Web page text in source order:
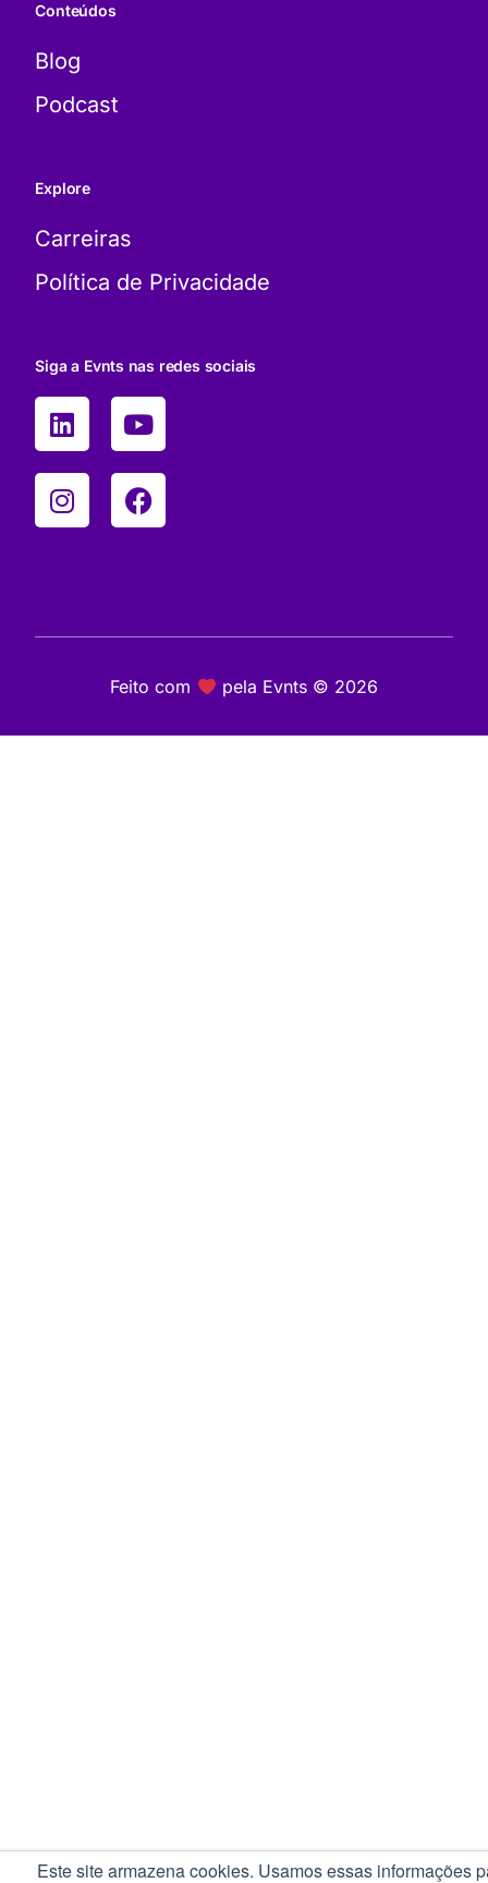
Este site armazena cookies. Usamos essas informações
Conteúdos
Blog
Podcast
Explore
Carreiras
Política de Privacidade
Siga a Evnts nas redes sociais
Feito com pela Evnts © 2026